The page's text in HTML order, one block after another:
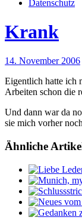
Datenschutz
Krank
14. November 2006
Eigentlich hatte ich
Arbeiten schon die
Und dann war da
sie mich vorher
Ähnliche